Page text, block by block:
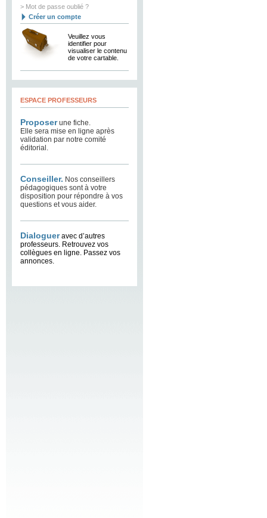
> Mot de passe oublié ?
Créer un compte
Veuillez vous
identifier pour
visualiser le contenu
de votre cartable.
ESPACE PROFESSEURS
Proposerune fiche.
Elle sera mise en ligne après
validation par notre comité
éditorial.
Conseiller. Nos conseillers
pédagogiques sont à votre
disposition pour répondre à vos
questions et vous aider.
Dialogueravec d’autres
professeurs. Retrouvez vos
collègues en ligne. Passez vos
annonces.